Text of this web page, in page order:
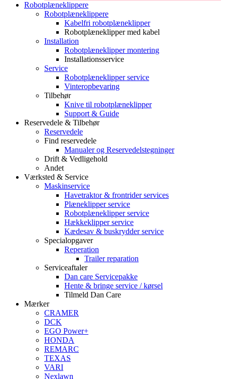
Robotplæneklippere
Robotplæneklippere
Kabelfri robotplæneklipper
Robotplæneklipper med kabel
Installation
Robotplæneklipper montering
Installationsservice
Service
Robotplæneklipper service
Vinteropbevaring
Tilbehør
Knive til robotplæneklipper
Support & Guide
Reservedele & Tilbehør
Reservedele
Find reservedele
Manualer og Reservedelstegninger
Drift & Vedligehold
Andet
Værksted & Service
Maskinservice
Havetraktor & frontrider services
Plæneklipper service
Robotplæneklipper service
Hækkeklipper service
Kædesav & buskrydder service
Specialopgaver
Reperation
Trailer reparation
Serviceaftaler
Dan care Servicepakke
Hente & bringe service / kørsel
Tilmeld Dan Care
Mærker
CRAMER
DCK
EGO Power+
HONDA
REMARC
TEXAS
VARI
Nexlawn